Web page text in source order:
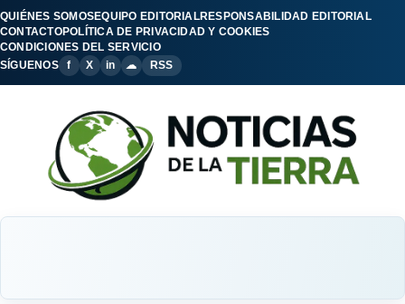
QUIÉNES SOMOSEQUIPO EDITORIALRESPONSABILIDAD EDITORIAL
CONTACTOPOLÍTICA DE PRIVACIDAD Y COOKIES
CONDICIONES DEL SERVICIO
SÍGUENOS
f X in ☁ RSS